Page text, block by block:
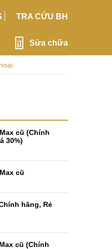
TRA CỨU BH
Sửa chữa
cũ (Chính
30%)
cũ
hãng, Rẻ
cũ (Chính